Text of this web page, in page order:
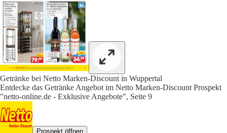
Getränke bei Netto Marken-Discount in Wuppertal
Entdecke das Getränke Angebot im Netto Marken-Discount Prospekt
"netto-online.de - Exklusive Angebote", Seite 9
Prospekt öffnen